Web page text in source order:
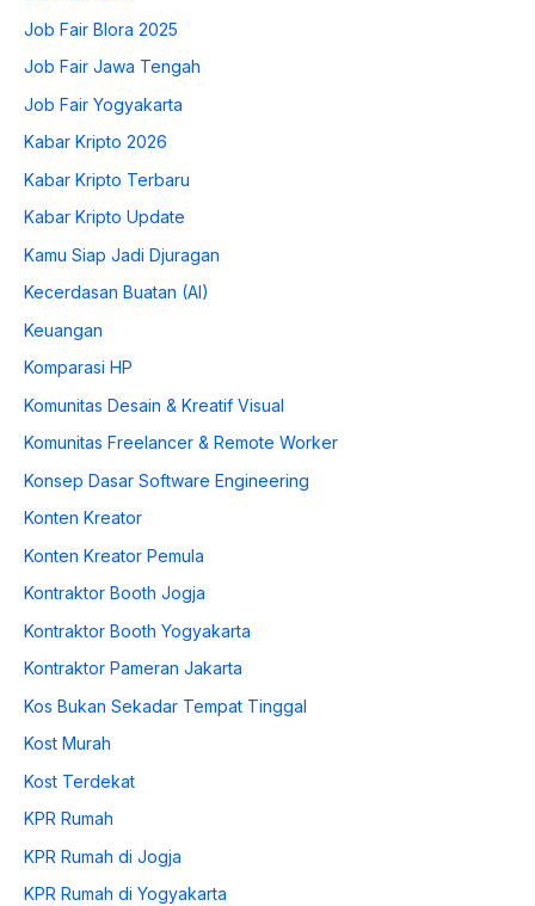
Job Fair Blora 2025
Job Fair Jawa Tengah
Job Fair Yogyakarta
Kabar Kripto 2026
Kabar Kripto Terbaru
Kabar Kripto Update
Kamu Siap Jadi Djuragan
Kecerdasan Buatan (AI)
Keuangan
Komparasi HP
Komunitas Desain & Kreatif Visual
Komunitas Freelancer & Remote Worker
Konsep Dasar Software Engineering
Konten Kreator
Konten Kreator Pemula
Kontraktor Booth Jogja
Kontraktor Booth Yogyakarta
Kontraktor Pameran Jakarta
Kos Bukan Sekadar Tempat Tinggal
Kost Murah
Kost Terdekat
KPR Rumah
KPR Rumah di Jogja
KPR Rumah di Yogyakarta